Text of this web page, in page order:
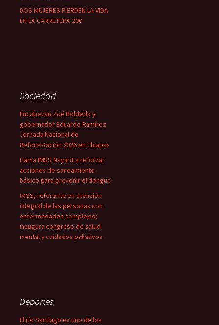
DOS MUJERES PIERDEN LA VIDA
EN LA CARRETERA 200
Sociedad
Encabezan Zoé Robledo y
gobernador Eduardo Ramírez
Jornada Nacional de
Reforestación 2026 en Chiapas
Llama IMSS Nayarit a reforzar
acciones de saneamiento
básico para prevenir el dengue
IMSS, referente en atención
integral de las personas con
enfermedades complejas;
inaugura congreso de salud
mental y cuidados paliativos
Deportes
El río Santiago es uno de los